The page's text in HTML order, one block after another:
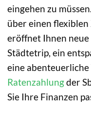
eingehen zu
über einen
eröffnet Ihnen
Städtetrip, ein
eine
Ratenzahlungder
Sie Ihre Finanzen